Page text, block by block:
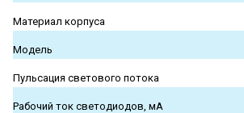
Материал корпуса
Модель
Пульсация светового потока
Рабочий ток светодиодов, мА